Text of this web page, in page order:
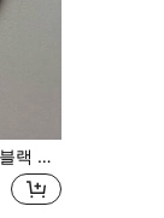
복, 여름, 휴가, 여행에 적합